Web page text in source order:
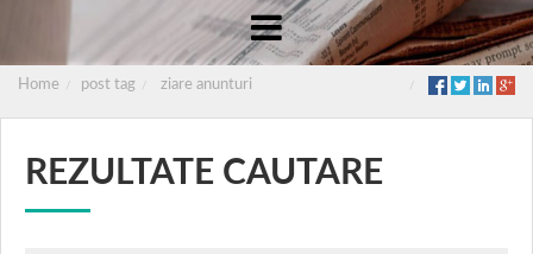
Home post tag ziare anunturi
REZULTATE CAUTARE